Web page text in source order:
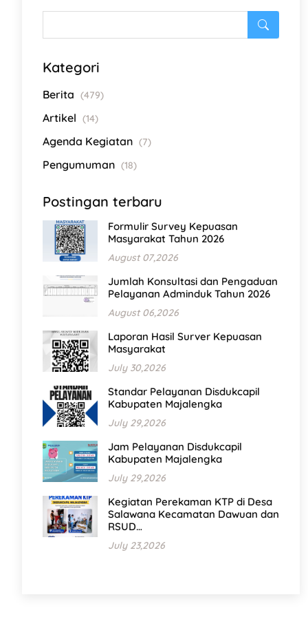
Kategori
Berita (479)
Artikel (14)
Agenda Kegiatan (7)
Pengumuman (18)
Postingan terbaru
Formulir Survey Kepuasan
Masyarakat Tahun 2026
August 07,2026
Jumlah Konsultasi dan Pengaduan
Pelayanan Adminduk Tahun 2026
August 06,2026
Laporan Hasil Surver Kepuasan
Masyarakat
July 30,2026
Standar Pelayanan Disdukcapil
Kabupaten Majalengka
July 29,2026
Jam Pelayanan Disdukcapil
Kabupaten Majalengka
July 29,2026
Kegiatan Perekaman KTP di Desa
Salawana Kecamatan Dawuan dan
RSUD…
July 23,2026